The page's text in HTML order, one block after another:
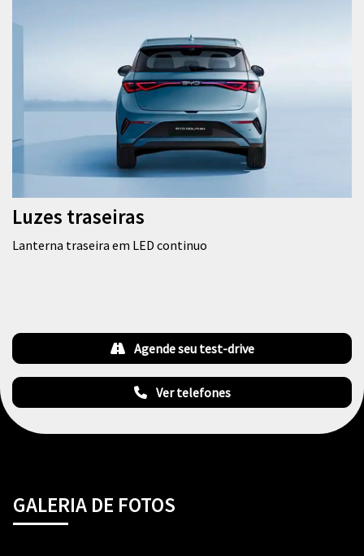
Luzes traseiras
Lanterna traseira em LED continuo
Ver telefones
Agende seu test-drive
GALERIA DE FOTOS